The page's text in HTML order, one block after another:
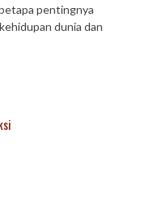
pentingnya
dunia dan